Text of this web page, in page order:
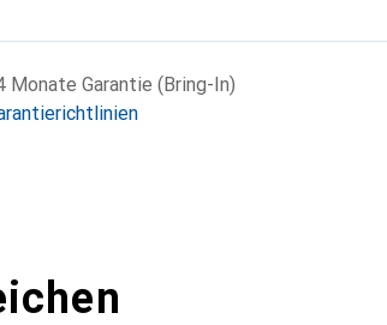
Monate Garantie (Bring-In)